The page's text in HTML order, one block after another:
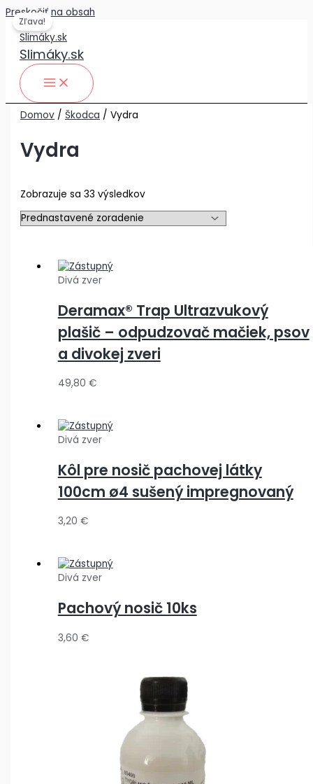
Preskočiť na obsah
Slimáky.sk
Domov / Škodca / Vydra
Vydra
Zobrazuje sa 33 výsledkov
Divá zver
Deramax® Trap Ultrazvukový
plašič – odpudzovač mačiek, psov
a divokej zveri
49,80 €
Divá zver
Kôl pre nosič pachovej látky
100cm ø4 sušený impregnovaný
3,20 €
Divá zver
Pachový nosič 10ks
3,60 €
Zľava!